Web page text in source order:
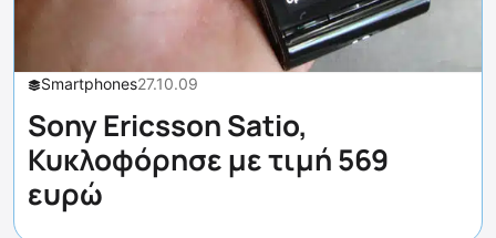
Smartphones27.10.09
Sony Ericsson Satio,
Κυκλοφόρησε με τιμή 569
ευρώ